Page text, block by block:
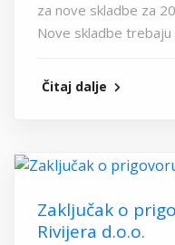
za nove skladbe za
Nove skladbe
Čitaj dalje
Zaključak o
Rivijera d.o.o.